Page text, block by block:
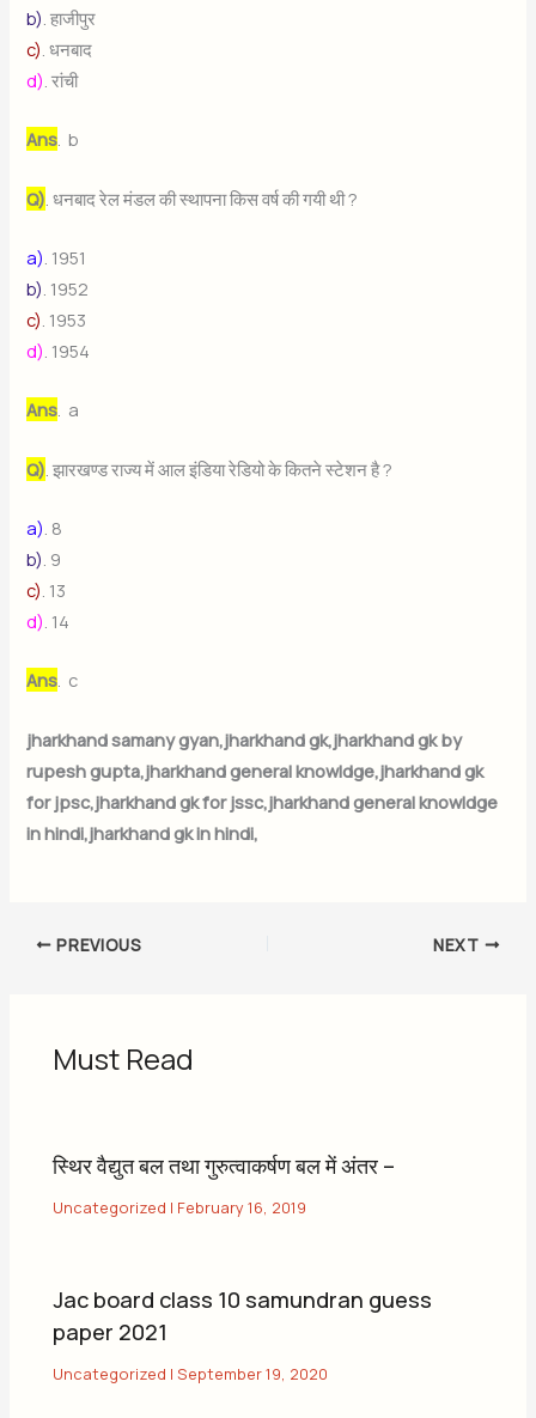
b) . हाजीपुर
c) . धनबाद
d) . रांची
Ans. b
Q) . धनबाद रेल मंडल की स्थापना किस वर्ष की गयी थी ?
a) . 1951
b) . 1952
c) . 1953
d) . 1954
Ans. a
Q) . झारखण्ड राज्य में आल इंडिया रेडियो के कितने स्टेशन है ?
a) . 8
b) . 9
c) . 13
d) . 14
Ans. c
jharkhand samany gyan,jharkhand gk,jharkhand gk by
rupesh gupta,jharkhand general knowldge,jharkhand gk
for jpsc,jharkhand gk for jssc,jharkhand general knowldge
in hindi,jharkhand gk in hindi,
PREVIOUS NEXT
Must Read
स्थिर वैद्युत बल तथा गुरुत्वाकर्षण बल में अंतर –
Uncategorized | February 16, 2019
Jac board class 10 samundran guess
paper 2021
Uncategorized |September 19, 2020